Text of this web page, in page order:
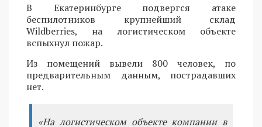
В Екатеринбурге подвергся атаке
беспилотников крупнейший склад
Wildberries, на логистическом объекте
вспыхнул пожар.
Из помещений вывели 800 человек, по
предварительным данным, пострадавших
нет.
«На логистическом объекте компании в